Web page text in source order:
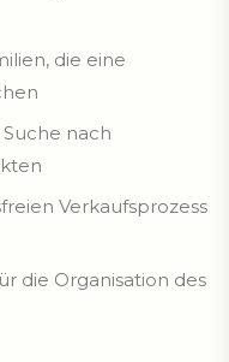
die eine
nach
Verkaufsprozess
die Organisation des